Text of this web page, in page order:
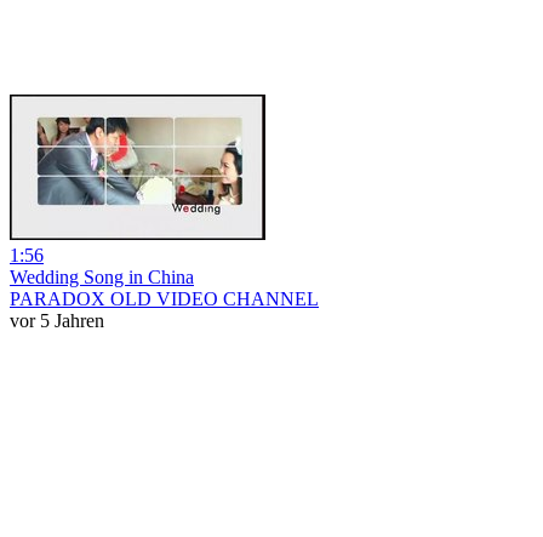
1:56
Wedding Song in China
PARADOX OLD VIDEO CHANNEL
vor 5 Jahren